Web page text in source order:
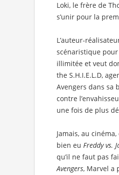
Loki, le frère de
s’unir pour la
L’auteur-
scénaristique
illimitée et veut
the S.H.I.E.L.D,
Avengers dans sa
contre
une fois de plus
Jamais, au
bien eu Freddy vs.
qu’il ne faut pas
Avengers, Marvel a